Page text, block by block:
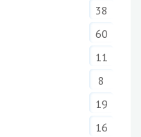
38
60
11
8
19
16